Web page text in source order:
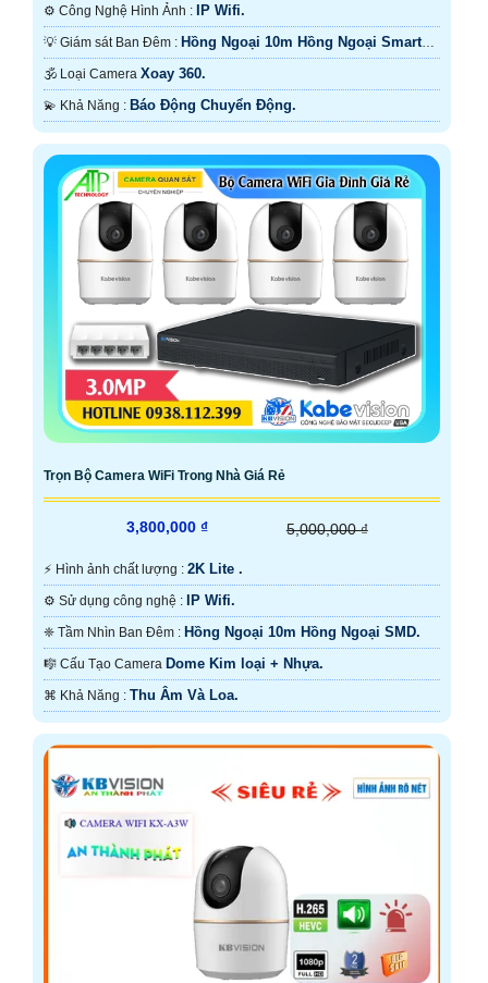
⚙ Công Nghệ Hình Ảnh : IP Wifi.
💡 Giám sát Ban Đêm : Hồng Ngoại 10m Hồng Ngoại Smart
IR.🕉️ Loại Camera Xoay 360.
️💫 Khả Năng : Báo Động Chuyển Động.
Trọn Bộ Camera WiFi Trong Nhà Giá Rẻ
3,800,000 ₫ 5,000,000 ₫
️⚡ Hình ảnh chất lượng : 2K Lite .
⚙ Sử dụng công nghệ : IP Wifi.
❈ Tầm Nhìn Ban Đêm : Hồng Ngoại 10m Hồng Ngoại SMD.
🎼️ Cấu Tạo Camera Dome Kim loại + Nhựa.
️⌘ Khả Năng : Thu Âm Và Loa.